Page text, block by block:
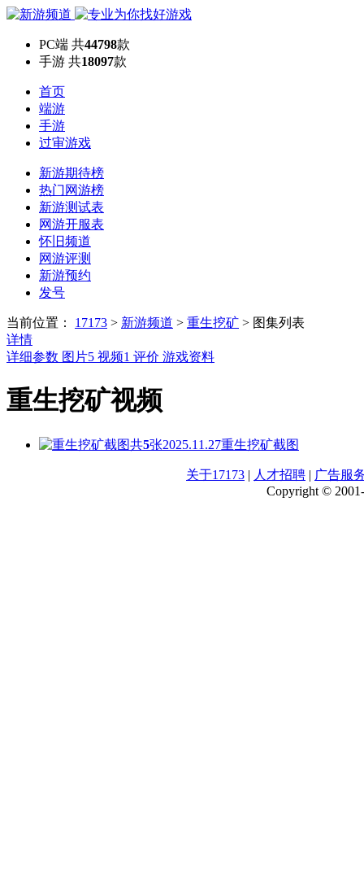
PC端 共44798款
手游 共18097款
首页
端游
手游
过审游戏
新游期待榜
热门网游榜
新游测试表
网游开服表
怀旧频道
网游评测
新游预约
发号
当前位置： 17173 > 新游频道 > 重生挖矿 > 图集列表
详情
详细参数 图片5 视频1 评价 游戏资料
重生挖矿视频
共5张2025.11.27重生挖矿截图
关于17173 | 人才招聘 | 广告服
Copyright ©